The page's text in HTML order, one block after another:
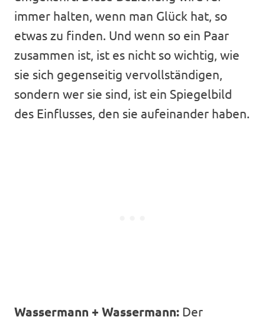
immer halten, wenn man Glück hat, so
etwas zu finden. Und wenn so ein Paar
zusammen ist, ist es nicht so wichtig, wie
sie sich gegenseitig vervollständigen,
sondern wer sie sind, ist ein Spiegelbild
des Einflusses, den sie aufeinander haben.
Wassermann + Wassermann: Der